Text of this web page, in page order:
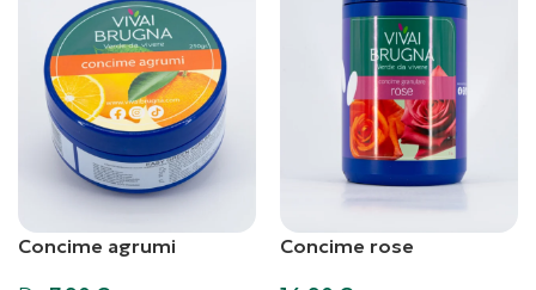
Concime agrumi Concime rose